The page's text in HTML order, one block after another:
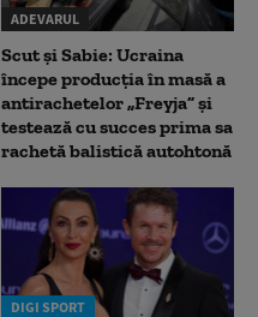
ADEVARUL
Scut și Sabie: Ucraina
începe producția în masă a
antirachetelor „Freyja” și
testează cu succes prima sa
rachetă balistică autohtonă
DIGI SPORT